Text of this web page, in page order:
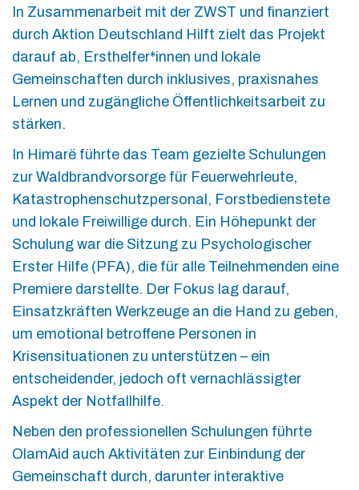
In Zusammenarbeit mit der ZWST und finanziert
durch Aktion Deutschland Hilft zielt das Projekt
darauf ab, Ersthelfer*innen und lokale
Gemeinschaften durch inklusives, praxisnahes
Lernen und zugängliche Öffentlichkeitsarbeit zu
stärken.
In Himarë führte das Team gezielte Schulungen
zur Waldbrandvorsorge für Feuerwehrleute,
Katastrophenschutzpersonal, Forstbedienstete
und lokale Freiwillige durch. Ein Höhepunkt der
Schulung war die Sitzung zu Psychologischer
Erster Hilfe (PFA), die für alle Teilnehmenden eine
Premiere darstellte. Der Fokus lag darauf,
Einsatzkräften Werkzeuge an die Hand zu geben,
um emotional betroffene Personen in
Krisensituationen zu unterstützen – ein
entscheidender, jedoch oft vernachlässigter
Aspekt der Notfallhilfe.
Neben den professionellen Schulungen führte
OlamAid auch Aktivitäten zur Einbindung der
Gemeinschaft durch, darunter interaktive